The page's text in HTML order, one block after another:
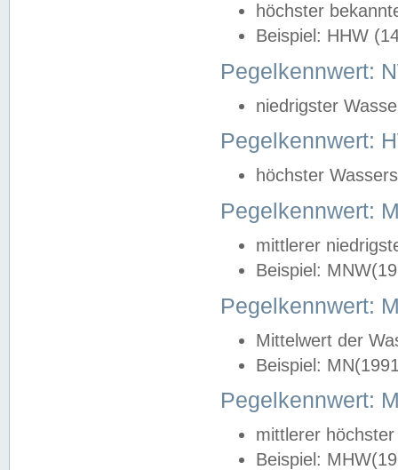
höchster
Beispiel: HHW
Pegelkennwert:
niedrigster
Pegelkennwert:
höchster
Pegelkennwert:
mittlerer
Beispiel:
Pegelkennwert:
Mittelwert der
Beispiel:
Pegelkennwert:
mittlerer
Beispiel: